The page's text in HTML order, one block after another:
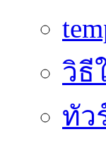
วิธี
ทัว